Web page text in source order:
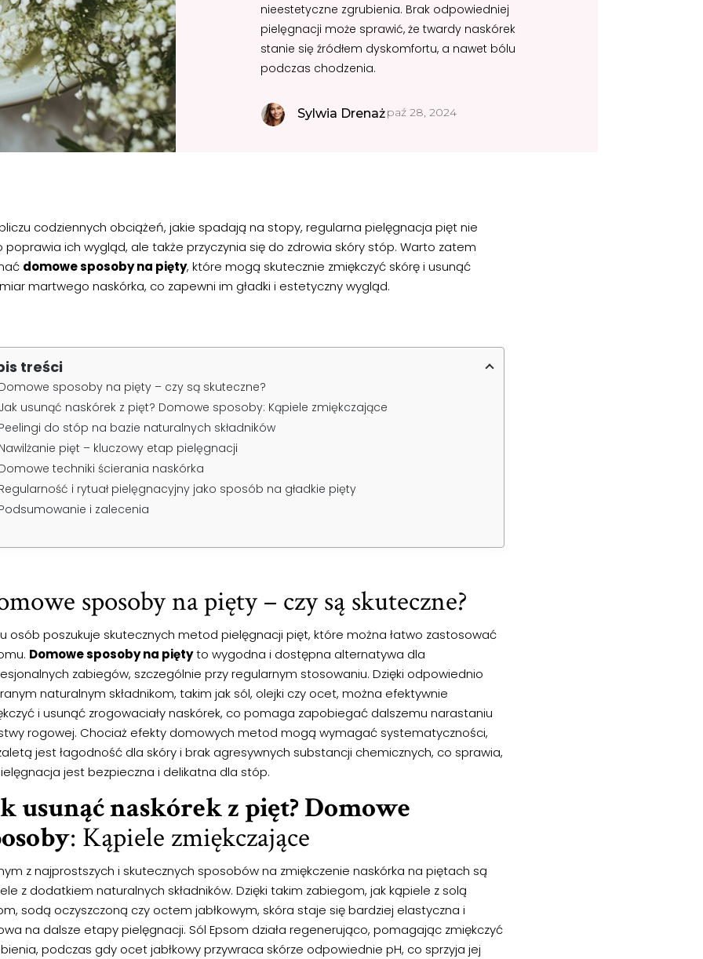
nieestetyczne zgrubienia. Brak odpowiedniej
pielęgnacji może sprawić, że twardy naskórek
stanie się źródłem dyskomfortu, a nawet bólu
podczas chodzenia.
Sylwia Drenażpaź 28, 2024
codziennych obciążeń, jakie spadają na stopy, regularna pielęgnacja pięt nie
poprawia ich wygląd, ale także przyczynia się do zdrowia skóry stóp. Warto zatem
domowe sposoby na pięty, które mogą skutecznie zmiękczyć skórę i usunąć
martwego naskórka, co zapewni im gładki i estetyczny wygląd.
treści
sposoby na pięty – czy są skuteczne?
usunąć naskórek z pięt? Domowe sposoby: Kąpiele zmiękczające
do stóp na bazie naturalnych składników
pięt – kluczowy etap pielęgnacji
techniki ścierania naskórka
i rytuał pielęgnacyjny jako sposób na gładkie pięty
i zalecenia
sposoby na pięty – czy są skuteczne?
osób poszukuje skutecznych metod pielęgnacji pięt, które można łatwo zastosować
Domowe sposoby na piętyto wygodna i dostępna alternatywa dla
zabiegów, szczególnie przy regularnym stosowaniu. Dzięki odpowiednio
naturalnym składnikom, takim jak sól, olejki czy ocet, można efektywnie
i usunąć zrogowaciały naskórek, co pomaga zapobiegać dalszemu narastaniu
rogowej. Chociaż efekty domowych metod mogą wymagać systematyczności,
jest łagodność dla skóry i brak agresywnych substancji chemicznych, co sprawia,
jest bezpieczna i delikatna dla stóp.
usunąć naskórek z pięt? Domowe
: Kąpiele zmiękczające
z najprostszych i skutecznych sposobów na zmiękczenie naskórka na piętach są
z dodatkiem naturalnych składników. Dzięki takim zabiegom, jak kąpiele z solą
sodą oczyszczoną czy octem jabłkowym, skóra staje się bardziej elastyczna i
na dalsze etapy pielęgnacji. Sól Epsom działa regenerująco, pomagając zmiękczyć
podczas gdy ocet jabłkowy przywraca skórze odpowiednie pH, co sprzyja jej